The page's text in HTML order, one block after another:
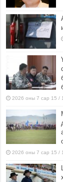
2026 оны 7 сар 15 /
2026 оны 7 сар 15 /